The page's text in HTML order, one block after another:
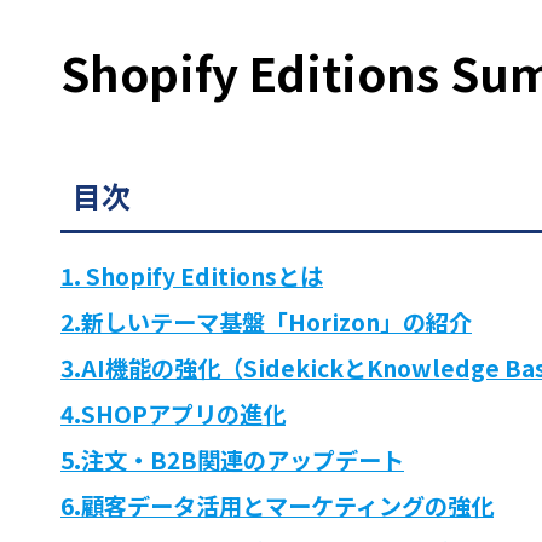
Shopify Editions
目次
1. Shopify Editionsとは
2.新しいテーマ基盤「Horizon」の紹介
3.AI機能の強化（SidekickとKnowledge
4.SHOPアプリの進化
5.注文・B2B関連のアップデート
6.顧客データ活用とマーケティングの強化